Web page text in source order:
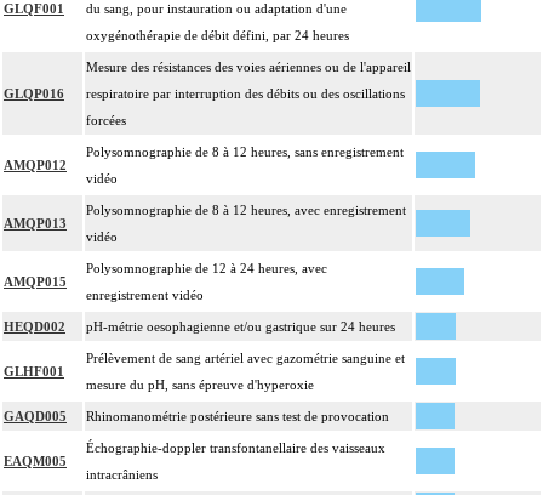
GLQF001
du sang, pour instauration ou adaptation d'une
oxygénothérapie de débit défini, par 24 heures
GLQP016
Mesure des résistances des voies aériennes ou de l'appareil
respiratoire par interruption des débits ou des oscillations
forcées
AMQP012
Polysomnographie de 8 à 12 heures, sans enregistrement
vidéo
AMQP013
Polysomnographie de 8 à 12 heures, avec enregistrement
vidéo
AMQP015
Polysomnographie de 12 à 24 heures, avec
enregistrement vidéo
HEQD002 pH-métrie oesophagienne et/ou gastrique sur 24 heures
GLHF001
Prélèvement de sang artériel avec gazométrie sanguine et
mesure du pH, sans épreuve d'hyperoxie
GAQD005 Rhinomanométrie postérieure sans test de provocation
EAQM005
Échographie-doppler transfontanellaire des vaisseaux
intracrâniens